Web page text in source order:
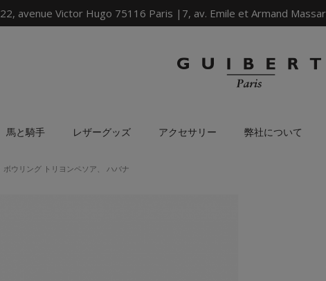
22, avenue Victor Hugo 75116 Paris |7, av. Emile et Armand
馬と騎手 レザーグッズ アクセサリー 弊社について
ボウリング トリヨンペソア、 ハバナ